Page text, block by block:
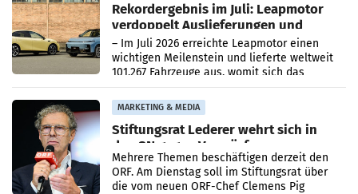
Rekordergebnis im Juli: Leapmotor
verdoppelt Auslieferungen und
überschreitet die 100.000er-Marke
– Im Juli 2026 erreichte Leapmotor einen
wichtigen Meilenstein und lieferte weltweit
101.267 Fahrzeuge aus, womit sich das
Ergebnis gegenüber Juli 2025 mehr als
verdoppelte (+102
MARKETING & MEDIA
Stiftungsrat Lederer wehrt sich in
den SN gegen Vorwürfe
Mehrere Themen beschäftigen derzeit den
ORF. Am Dienstag soll im Stiftungsrat über
die vom neuen ORF-Chef Clemens Pig